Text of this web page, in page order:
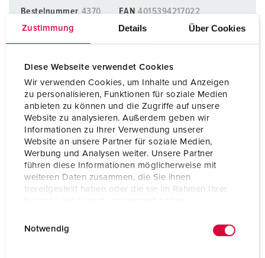
Zustimmung Details Über Cookies
Diese Webseite verwendet Cookies
Wir verwenden Cookies, um Inhalte und Anzeigen
zu personalisieren, Funktionen für soziale Medien
anbieten zu können und die Zugriffe auf unsere
Website zu analysieren. Außerdem geben wir
Informationen zu Ihrer Verwendung unserer
Website an unsere Partner für soziale Medien,
Werbung und Analysen weiter. Unsere Partner
führen diese Informationen möglicherweise mit
weiteren Daten zusammen, die Sie ihnen
bereitgestellt haben oder die sie im Rahmen Ihrer
Notwendig
Bestelnummer 4370 EAN 4015394217022
Verpakkingseenheid
5 Aant.
Onze producten kunt u in het gedeelte
verlanglijstje/winkelmand in verschillende lijsten beheren.
Mijn lijst(0) TOEVOEGEN
NIEUW LIJST MAKEN
Lege Cepex-behuizing, lichtgrijs 4370